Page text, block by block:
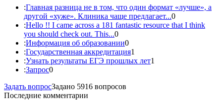
:Главная разница не в том, что один формат «лучше», а
другой «хуже». Клиника чаще предлагает...0
:Hello !! I came across a 181 fantastic resource that I think
you should check out. This...0
:Информация об образовании0
:Государственная аккредитация1
:Узнать результаты ЕГЭ прошлых лет1
:Запрос0
Задать вопросЗадано 5916 вопросов
Последние комментарии